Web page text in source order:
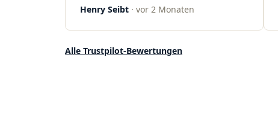
ist groß und die Preise sind fair. Die
Qualität. Ich bestelle hier schon länger
Henry Seibt · vor 2 Monaten
Alle Trustpilot-Bewertungen